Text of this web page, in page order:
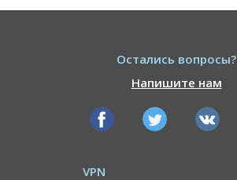
Остались вопросы?
Напишите нам
VPN